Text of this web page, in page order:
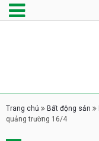
Trang chủ Bất động sản
quảng trường 16/4